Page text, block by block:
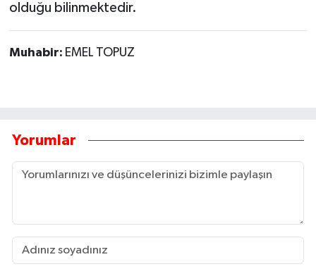
olduğu bilinmektedir.
Muhabir: EMEL TOPUZ
Yorumlar